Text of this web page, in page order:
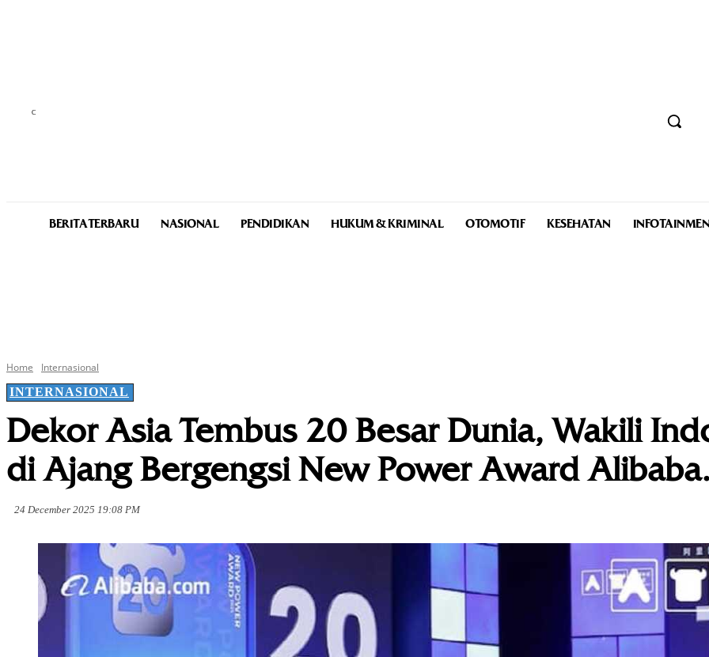
C
BERITA TERBARU NASIONAL PENDIDIKAN HUKUM & KRIMINAL OTOMOTIF KESEHATAN
Home
Internasional
INTERNASIONAL
Dekor Asia Tembus 20 Besar Dunia, Wakili
di Ajang Bergengsi New Power Award
24 December 2025 19:08 PM